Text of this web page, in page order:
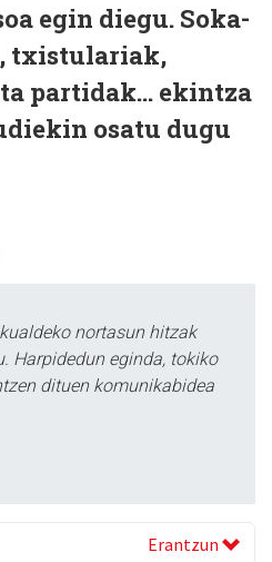
egin diegu. Soka-
txistulariak,
partidak... ekintza
osatu dugu
nortasun hitzak
Harpidedun eginda, tokiko
dituen komunikabidea
Erantzun